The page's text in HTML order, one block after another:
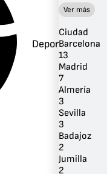
Deportes
Ver más
Ciudad
Barcelona
13
Madrid
7
Almería
3
Sevilla
3
Badajoz
2
Jumilla
2